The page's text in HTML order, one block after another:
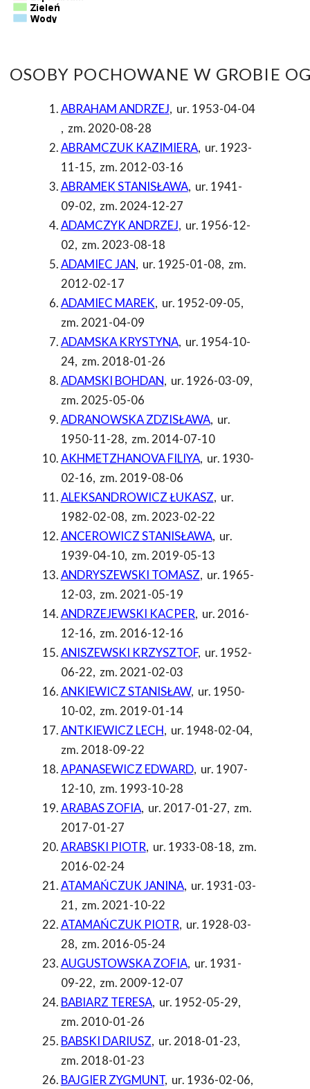
OSOBY POCHOWANE W GROBIE
ABRAHAM ANDRZEJ, ur. 1953-04-04
, zm. 2020-08-28
ABRAMCZUK KAZIMIERA, ur. 1923-
11-15, zm. 2012-03-16
ABRAMEK STANISŁAWA, ur. 1941-
09-02, zm. 2024-12-27
ADAMCZYK ANDRZEJ, ur. 1956-12-
02, zm. 2023-08-18
ADAMIEC JAN, ur. 1925-01-08, zm.
2012-02-17
ADAMIEC MAREK, ur. 1952-09-05,
zm. 2021-04-09
ADAMSKA KRYSTYNA, ur. 1954-10-
24, zm. 2018-01-26
ADAMSKI BOHDAN, ur. 1926-03-09,
zm. 2025-05-06
ADRANOWSKA ZDZISŁAWA, ur.
1950-11-28, zm. 2014-07-10
AKHMETZHANOVA FILIYA, ur. 1930-
02-16, zm. 2019-08-06
ALEKSANDROWICZ ŁUKASZ, ur.
1982-02-08, zm. 2023-02-22
ANCEROWICZ STANISŁAWA, ur.
1939-04-10, zm. 2019-05-13
ANDRYSZEWSKI TOMASZ, ur. 1965-
12-03, zm. 2021-05-19
ANDRZEJEWSKI KACPER, ur. 2016-
12-16, zm. 2016-12-16
ANISZEWSKI KRZYSZTOF, ur. 1952-
06-22, zm. 2021-02-03
ANKIEWICZ STANISŁAW, ur. 1950-
10-02, zm. 2019-01-14
ANTKIEWICZ LECH, ur. 1948-02-04,
zm. 2018-09-22
APANASEWICZ EDWARD, ur. 1907-
12-10, zm. 1993-10-28
ARABAS ZOFIA, ur. 2017-01-27, zm.
2017-01-27
ARABSKI PIOTR, ur. 1933-08-18, zm.
2016-02-24
ATAMAŃCZUK JANINA, ur. 1931-03-
21, zm. 2021-10-22
ATAMAŃCZUK PIOTR, ur. 1928-03-
28, zm. 2016-05-24
AUGUSTOWSKA ZOFIA, ur. 1931-
09-22, zm. 2009-12-07
BABIARZ TERESA, ur. 1952-05-29,
zm. 2010-01-26
BABSKI DARIUSZ, ur. 2018-01-23,
zm. 2018-01-23
BAJGIER ZYGMUNT, ur. 1936-02-06,